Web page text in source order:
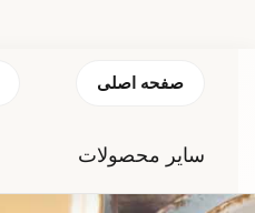
صفحه اصلی
سایر محصولات